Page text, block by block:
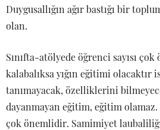
Duygusallığın ağır bastığı bir
olan.
Sınıfta-atölyede öğrenci sayısı
kalabalıksa yığın eğitimi olacaktır
tanımayacak, özelliklerini
dayanmayan eğitim, eğitim
çok önemlidir. Samimiyet